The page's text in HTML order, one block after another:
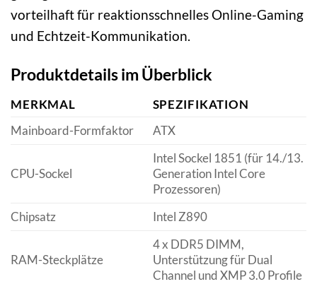
vorteilhaft für reaktionsschnelles Online-Gaming
und Echtzeit-Kommunikation.
Produktdetails im Überblick
MERKMAL
SPEZIFIKATION
Mainboard-Formfaktor
ATX
CPU-Sockel
Intel Sockel 1851 (für 14./13.
Generation Intel Core
Prozessoren)
Chipsatz
Intel Z890
RAM-Steckplätze
4 x DDR5 DIMM,
Unterstützung für Dual
Channel und XMP 3.0 Profile